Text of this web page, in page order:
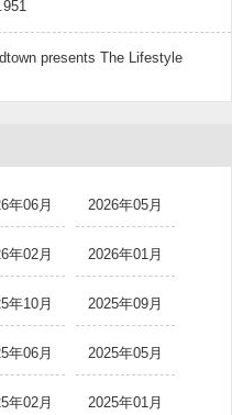
presents The Lifestyle
年06月 2026年05月
年02月 2026年01月
年10月 2025年09月
年06月 2025年05月
年02月 2025年01月